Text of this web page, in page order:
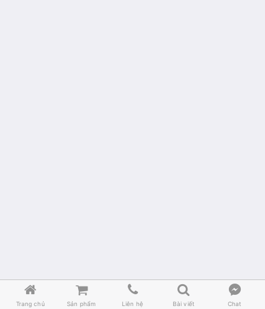

Trang chủ

Sản phẩm

Liên hệ

Bài viết

Chat